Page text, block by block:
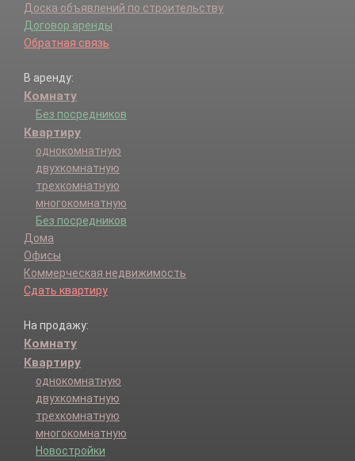
Яковлевское д.
Доска объявлений по строительству
Договор аренды
Обратная связь
В аренду:
Комнату
Без посредников
Квартиру
однокомнатную
двухкомнатную
трехкомнатную
многокомнатную
Без посредников
Дома
Офисы
Коммерческая недвижимость
Сдать квартиру
На продажу:
Комнату
Квартиру
однокомнатную
двухкомнатную
трехкомнатную
многокомнатную
Новостройки